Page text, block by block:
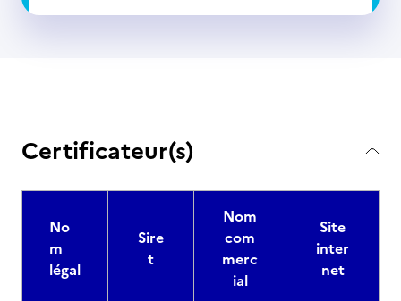
Certificateur(s)
No
m
légal
Sire
t
Nom
com
merc
ial
Site
inter
net